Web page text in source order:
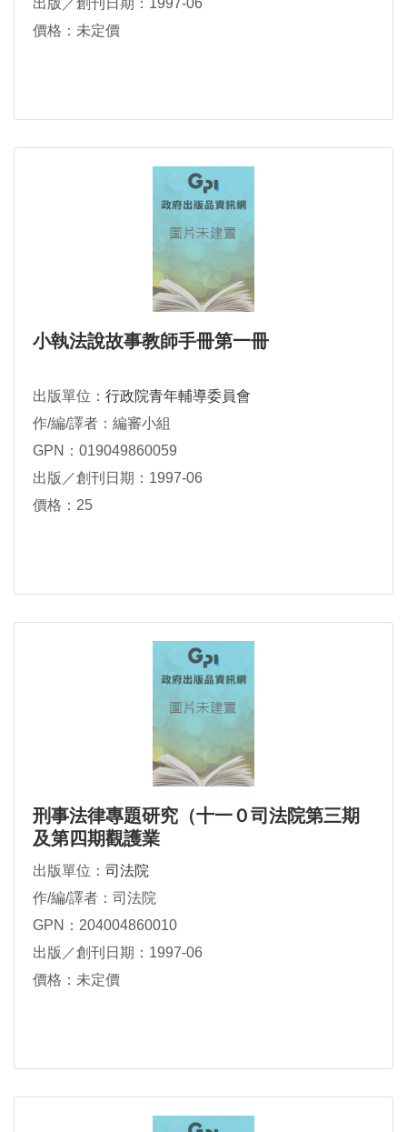
出版／創刊日期：1997-06
價格：未定價
小執法說故事教師手冊第一冊
出版單位： 行政院青年輔導委員會
作/編/譯者：編審小組
GPN：019049860059
出版／創刊日期：1997-06
價格：25
刑事法律專題研究（十一０司法院第三期
及第四期觀護業
出版單位： 司法院
作/編/譯者：司法院
GPN：204004860010
出版／創刊日期：1997-06
價格：未定價